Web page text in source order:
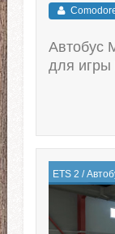
Автобус
для игры
ETS 2 /